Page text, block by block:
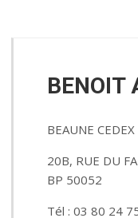
BENOIT
BEAUNE
20B, RUE DU
BP 50052
Tél : 03 80 24